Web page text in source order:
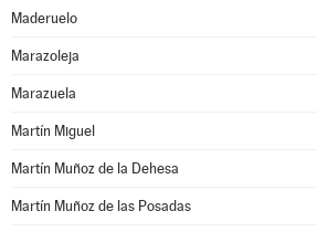
Maderuelo
Marazoleja
Marazuela
Martín Miguel
Martín Muñoz de la Dehesa
Martín Muñoz de las Posadas